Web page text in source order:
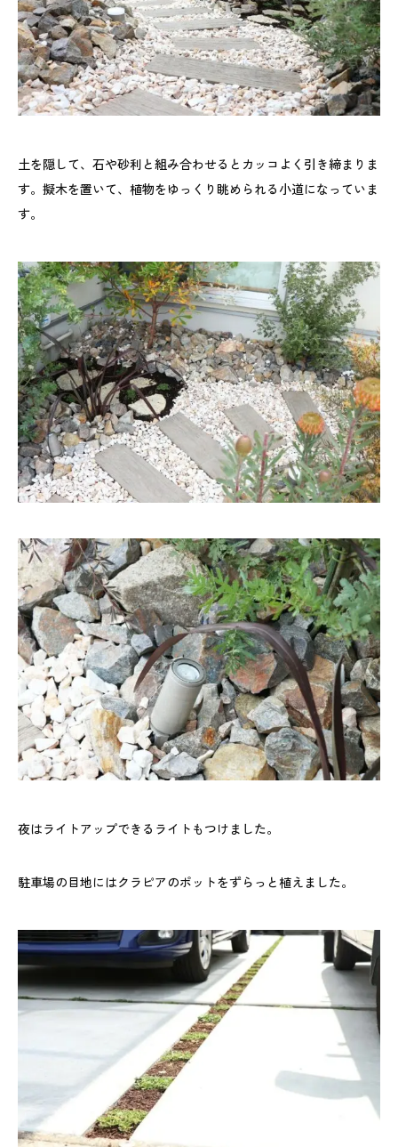
土を隠して、石や砂利と組み合わせるとカッコよく引き締まりま
す。擬木を置いて、植物をゆっくり眺められる小道になっていま
す。
夜はライトアップできるライトもつけました。
駐車場の目地にはクラピアのポットをずらっと植えました。